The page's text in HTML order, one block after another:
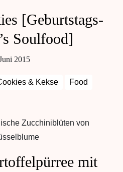
[Geburtstags-
Soulfood]
2015
& Kekse Food
mit